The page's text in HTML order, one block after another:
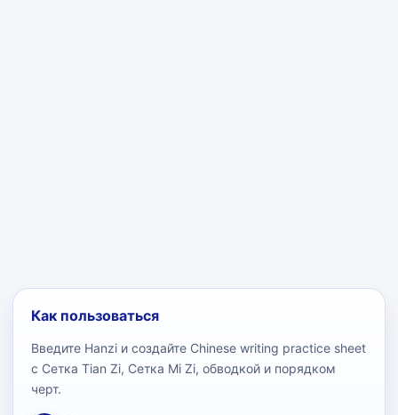
Как пользоваться
Введите Hanzi и создайте Chinese writing practice sheet
с Сетка Tian Zi, Сетка Mi Zi, обводкой и порядком
черт.